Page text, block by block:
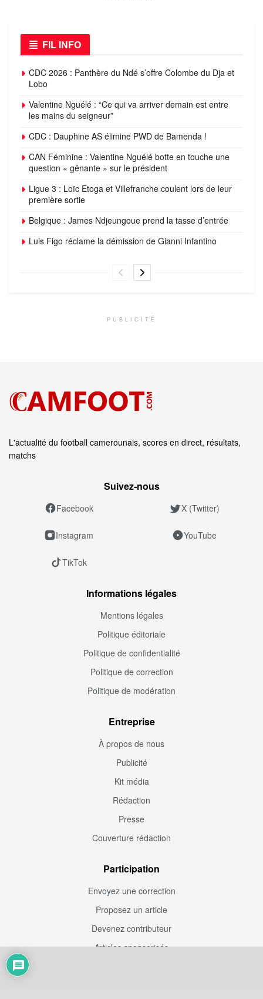
FIL INFO
CDC 2026 : Panthère du Ndé s’offre Colombe du Dja et
Lobo
Valentine Nguélé : “Ce qui va arriver demain est entre
les mains du seigneur”
CDC : Dauphine AS élimine PWD de Bamenda !
CAN Féminine : Valentine Nguélé botte en touche une
question « gênante » sur le président
Ligue 3 : Loïc Etoga et Villefranche coulent lors de leur
première sortie
Belgique : James Ndjeungoue prend la tasse d’entrée
Luis Figo réclame la démission de Gianni Infantino
PUBLICITÉ
L'actualité du football camerounais, scores en direct, résultats,
matchs
Suivez‑nous
Facebook X (Twitter)
Instagram YouTube
TikTok
Informations légales
Mentions légales
Politique éditoriale
Politique de confidentialité
Politique de correction
Politique de modération
Entreprise
À propos de nous
Publicité
Kit média
Rédaction
Presse
Couverture rédaction
Participation
Envoyez une correction
Proposez un article
Devenez contributeur
Articles sponsorisés